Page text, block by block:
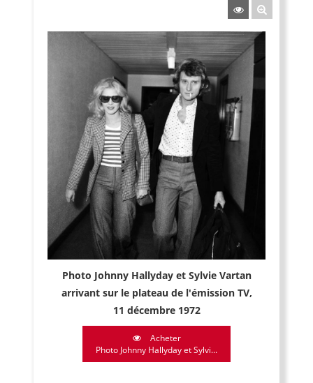
Photo Johnny Hallyday et Sylvie Vartan
arrivant sur le plateau de l'émission TV,
11 décembre 1972
Acheter
Photo Johnny Hallyday et Sylvi...